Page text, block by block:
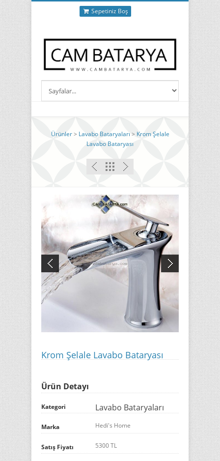
Sepetiniz Boş
Ürünler> Lavabo Bataryaları > Krom Şelale
Lavabo Bataryası
Krom Şelale Lavabo Bataryası
Ürün Detayı
Kategori Lavabo Bataryaları
Marka Hedi's Home
Satış Fiyatı 5300 TL